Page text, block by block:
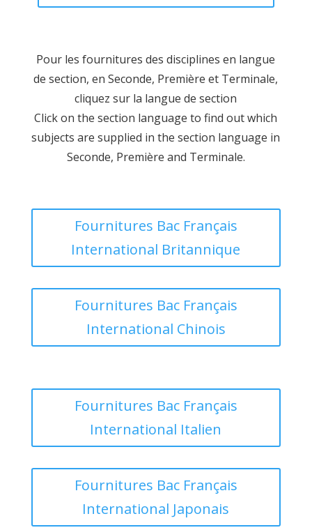
Pour les fournitures des disciplines en langue
de section, en Seconde, Première et Terminale,
cliquez sur la langue de section
Click on the section language to find out which
subjects are supplied in the section language in
Seconde, Première and Terminale.
Fournitures Bac Français
International Britannique
Fournitures Bac Français
International Chinois
Fournitures Bac Français
International Italien
Fournitures Bac Français
International Japonais